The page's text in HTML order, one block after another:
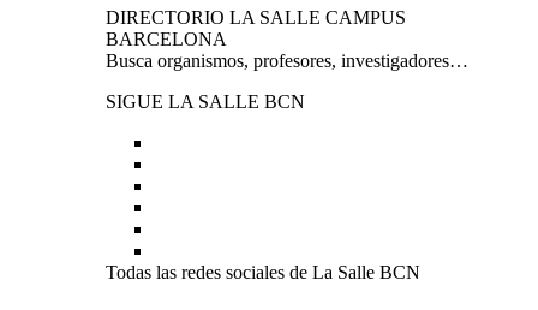
DIRECTORIO LA SALLE CAMPUS
BARCELONA
Busca organismos, profesores, investigadores…
SIGUE LA SALLE BCN
Todas las redes sociales de La Salle BCN